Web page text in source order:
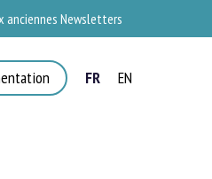
anciennes Newsletters
FR EN